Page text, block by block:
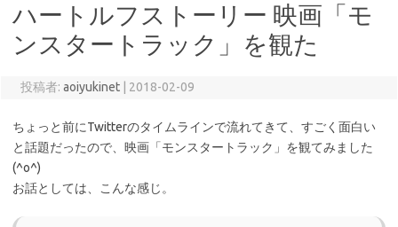
ハートルフストーリー 映画「モ
ンスタートラック」を観た
投稿者: aoiyukinet 2018-02-09
ちょっと前にTwitterのタイムラインで流れてきて、すごく面白い
と話題だったので、映画「モンスタートラック」を観てみました
(^o^)
お話としては、こんな感じ。